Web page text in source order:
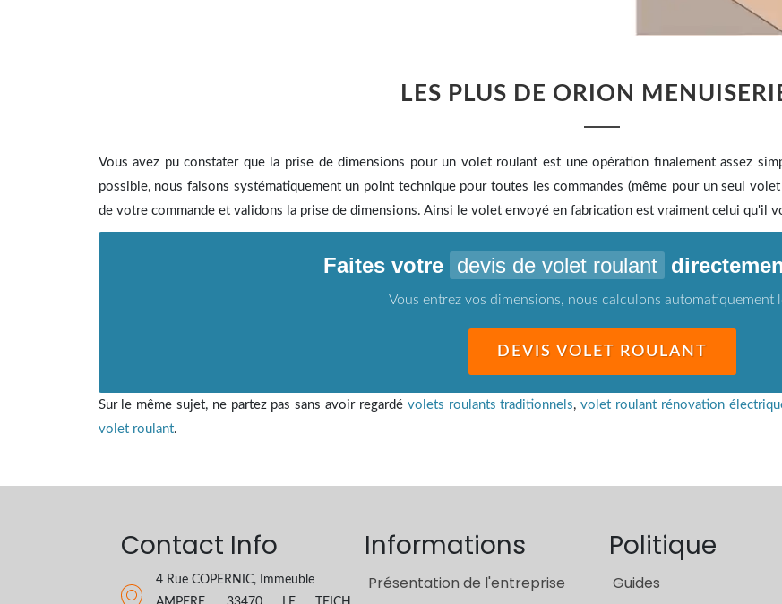
LES PLUS DE ORION
Vous avez pu constater que la prise de dimensions pour un volet roulant est une opération finalement assez
possible, nous faisons systématiquement un point technique pour toutes les commandes (même pour un seul
de votre commande et validons la prise de dimensions. Ainsi le volet envoyé en fabrication est vraiment celui qu'il
Faites votre devis de volet roulant
Vous entrez vos dimensions, nous calculons automatiquement
DEVIS VOLET ROULANT
Sur le même sujet, ne partez pas sans avoir regardé volets roulants traditionnels,volet roulant rénovation
volet roulant.
Contact Info
4 Rue COPERNIC, Immeuble
Informations
Présentation de l'entreprise
Politique
Guides